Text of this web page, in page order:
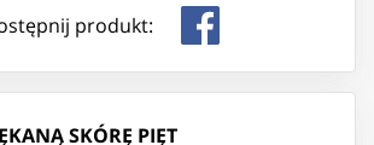
produkt:
SKÓRĘ PIĘT